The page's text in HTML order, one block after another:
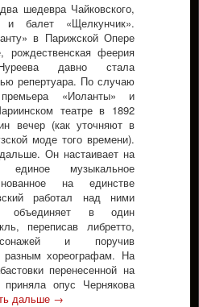
шедевра Чайковского,
и балет «Щелкунчик».
в Парижской Опере
рождественская феерия
давно стала
репертуара. По случаю
«Иоланты» и
театре в 1892
вечер (как уточняют в
моде того времени).
Он настаивает на
музыкальное
на единстве
работал над ними
объединяет в один
переписав либретто,
и поручив
хореографам. На
перенесенной на
опус Чернякова
дальше →